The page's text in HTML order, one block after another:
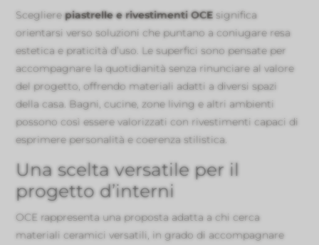
Sceglierepiastrelle e rivestimenti OCE significa
orientarsi verso soluzioni che puntano a coniugare resa
estetica e praticità d’uso. Le superfici sono pensate per
accompagnare la quotidianità senza rinunciare al valore
del progetto, offrendo materiali adatti a diversi spazi
della casa. Bagni, cucine, zone living e altri ambienti
possono così essere valorizzati con rivestimenti capaci di
esprimere personalità e coerenza stilistica.
Una scelta versatile per il
progetto d’interni
OCE rappresenta una proposta adatta a chi cerca
materiali ceramici versatili, in grado di accompagnare